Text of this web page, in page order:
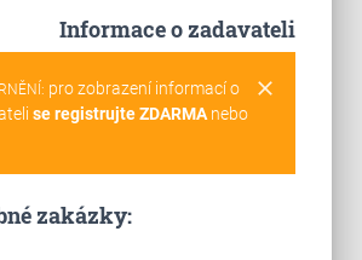
Informace o zadavateli
clear
pro zobrazení informací o
se registrujte ZDARMAnebo
zakázky: